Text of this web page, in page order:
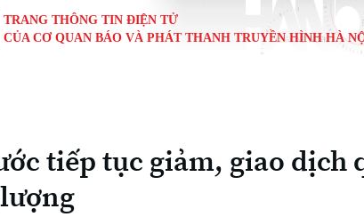
TRANG THÔNG TIN ĐIỆN TỬ
CỦA CƠ QUAN BÁO VÀ PHÁT THANH TRUYỀN HÌNH HÀ
sáng
chính Ngân hàng
Đầu tư
Căn hộ
Tàu Tuyển sinh Làng nghề Dinh
tiếp tục giảm, giao dịch